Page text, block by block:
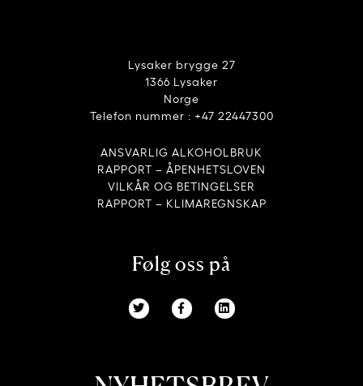
Lysaker brygge 27
1366 Lysaker
Norge
Telefon nummer : +47 22447300
ANSVARLIG ALKOHOLBRUK
RAPPORT – ÅPENHETSLOVEN
VILKÅR OG BETINGELSER
RAPPORT – KLIMAREGNSKAP
Følg oss på